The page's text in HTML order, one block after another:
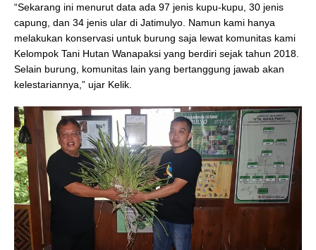
“Sekarang ini menurut data ada 97 jenis kupu-kupu, 30 jenis
capung, dan 34 jenis ular di Jatimulyo. Namun kami hanya
melakukan konservasi untuk burung saja lewat komunitas kami
Kelompok Tani Hutan Wanapaksi yang berdiri sejak tahun 2018.
Selain burung, komunitas lain yang bertanggung jawab akan
kelestariannya,” ujar Kelik.